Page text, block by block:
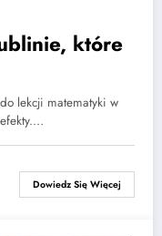
które
lekcji matematyki w
Dowiedz Się Więcej